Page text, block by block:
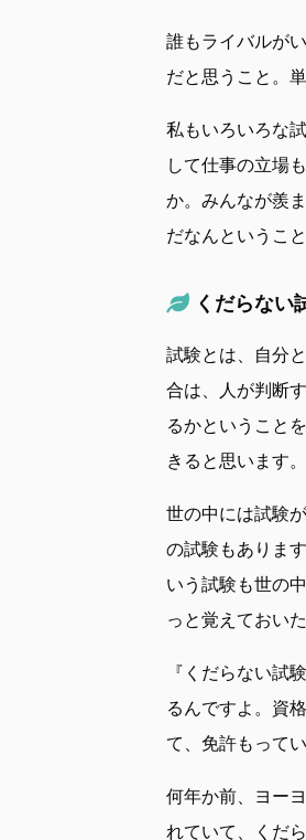
誰もライバルが
だと思うこと。
私もいろいろな
して仕事の立場
か。みんなが羨
だなんというこ
くだらない
試験とは、自分
合は、人が判断
るかということ
きると思います。
世の中には試験
の試験もありま
いう試験も世の
っと覚えておい
『くだらない試
るんですよ。資
て、免許もって
何年か前、ヨー
れていて、くだ